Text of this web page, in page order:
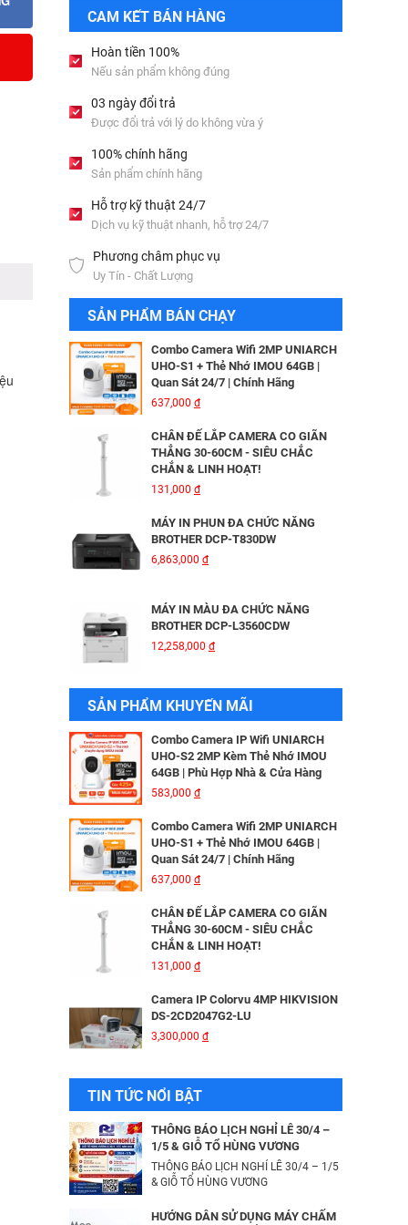
CAM KẾT BÁN HÀNG
Hoàn tiền 100%
Nếu sản phẩm không đúng
03 ngày đổi trả
Được đổi trả với lý do không vừa ý
100% chính hãng
Sản phẩm chính hãng
Hỗ trợ kỹ thuật 24/7
Dịch vụ kỹ thuật nhanh, hỗ trợ 24/7
Phương châm phục vụ
Uy Tín - Chất Lượng
SẢN PHẨM BÁN CHẠY
Bộ lưu điện UPS Online SANTAK
C6KS_LCD
2WT Kèm Thẻ Nhớ IMOU 64GB |
Xem Từ Xa | Dễ Lắp Đặt
Camera IP Wifi 2MP UNIARCH UHO-
Từ Xa | Dễ Lắp Đặt
624,000đ
Combo Camera IP Wifi UNIARCH
UHO-S2 2MP Kèm Thẻ Nhớ IMOU
64GB | Phù Hợp Nhà & Cửa Hàng
583,000 đ
Combo Camera Wifi 2MP UNIARCH
UHO-S1 + Thẻ Nhớ IMOU 64GB |
Quan Sát 24/7 | Chính Hãng
637,000 đ
CHÂN ĐẾ LẮP CAMERA CO GIÃN
THẲNG 30-60CM - SIÊU CHẮC
CHẮN & LINH HOẠT!
131,000 đ
MÁY IN PHUN ĐA CHỨC NĂNG
BROTHER DCP-T830DW
6,863,000 đ
MÁY IN MÀU ĐA CHỨC NĂNG
BROTHER DCP-L3560CDW
12,258,000 đ
MÁY IN BROTHER DCP - B7640DW
MÁY IN BROTHER DCP-B7620DW
5,690,000
MÁY IN KIM EPSON LQ310 - 01 Y
6,335,000
Bộ Lưu Điện Santak C10KS‑LCD
53,678,000
Bộ lưu điện UPS Online SANTAK
33,501,000đ
Camera IP Wifi 2MP UNIARCH T1L-
2WT Kèm Thẻ Nhớ IMOU 64GB |
Xem Từ Xa | Dễ Lắp Đặt
425,000 đ
Camera IP Wifi 2MP UNIARCH UHO-
SẢN PHẨM KHUYẾN MÃI
Camera IP Dome 4.0 Megapixel
HIKVISION DS-2CD2346G2-ISU/SL​
3,256,000
Camera IP HIKVISION DS-
3,344,000đ
Camera IP Turret 4MP Hikvision DS-
2CD2343G2-LI2U
2,326,000
Camera IP AcuSense thân trụ 2MP
HIKVISION DS-2CD2026G2-IU/SL
3,816,000đ
BỘ MỞ RỘNG CÁP QUANG HDMI
KVM MT-VIKI MT-HK020
5,600,000đ
Camera IP Wifi 2MP UNIARCH T1L-
425,000đ
Camera IP Wifi 2MP UNIARCH UHO-
Từ Xa | Dễ Lắp Đặt
624,000đ
Combo Camera IP Wifi UNIARCH
UHO-S2 2MP Kèm Thẻ Nhớ IMOU
64GB | Phù Hợp Nhà & Cửa Hàng
583,000 đ
Combo Camera Wifi 2MP UNIARCH
UHO-S1 + Thẻ Nhớ IMOU 64GB |
Quan Sát 24/7 | Chính Hãng
637,000 đ
CHÂN ĐẾ LẮP CAMERA CO GIÃN
THẲNG 30-60CM - SIÊU CHẮC
CHẮN & LINH HOẠT!
131,000 đ
Camera IP Colorvu 4MP HIKVISION
DS-2CD2047G2-LU
3,300,000 đ
Camera IP 4MP HIKVISION DS-
2CD2043G2-IU
2,376,000 đ
Camera IP Dome 4.0 Megapixel
HIKVISION DS-2CD2346G2-ISU/SL​
3,256,000 đ
TIN TỨC NỔI BẬT
THÔNG BÁO LỊCH NGHỈ LỄ 30/4 –
1/5 & GIỖ TỔ HÙNG VƯƠNG
THÔNG BÁO LỊCH NGHỈ LỄ 30/4 – 1/5
& GIỖ TỔ HÙNG VƯƠNG
HƯỚNG DẪN SỬ DỤNG MÁY CHẤM